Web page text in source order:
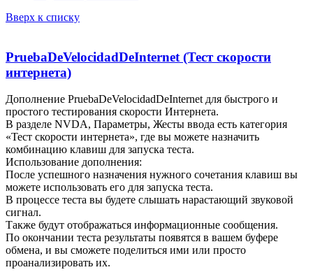
Вверх к списку
PruebaDeVelocidadDeInternet (Тест скорости
интернета)
Дополнение PruebaDeVelocidadDeInternet для быстрого и
простого тестирования скорости Интернета.
В разделе NVDA, Параметры, Жесты ввода есть категория
«Тест скорости интернета», где вы можете назначить
комбинацию клавиш для запуска теста.
Использование дополнения:
После успешного назначения нужного сочетания клавиш вы
можете использовать его для запуска теста.
В процессе теста вы будете слышать нарастающий звуковой
сигнал.
Также будут отображаться информационные сообщения.
По окончании теста результаты появятся в вашем буфере
обмена, и вы сможете поделиться ими или просто
проанализировать их.